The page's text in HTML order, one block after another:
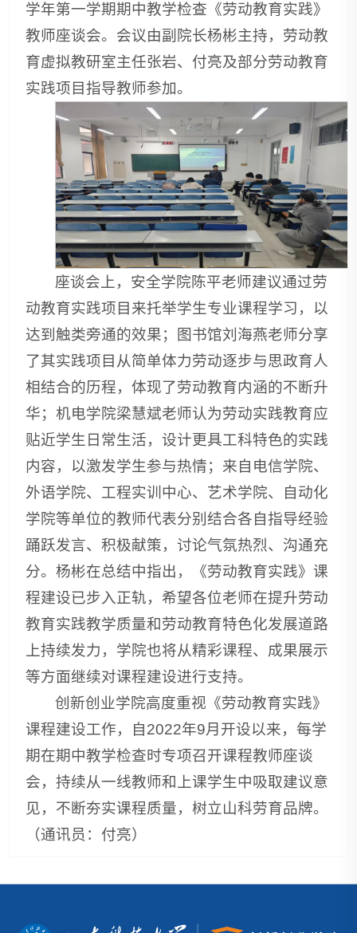
学年第一学期期中教学检查《劳动教育实践》
教师座谈会。会议由副院长杨彬主持，劳动教
育虚拟教研室主任张岩、付亮及部分劳动教育
实践项目指导教师参加。
座谈会上，安全学院陈平老师建议通过劳
动教育实践项目来托举学生专业课程学习，以
达到触类旁通的效果；图书馆刘海燕老师分享
了其实践项目从简单体力劳动逐步与思政育人
相结合的历程，体现了劳动教育内涵的不断升
华；机电学院梁慧斌老师认为劳动实践教育应
贴近学生日常生活，设计更具工科特色的实践
内容，以激发学生参与热情；来自电信学院、
外语学院、工程实训中心、艺术学院、自动化
学院等单位的教师代表分别结合各自指导经验
踊跃发言、积极献策，讨论气氛热烈、沟通充
分。杨彬在总结中指出，《劳动教育实践》课
程建设已步入正轨，希望各位老师在提升劳动
教育实践教学质量和劳动教育特色化发展道路
上持续发力，学院也将从精彩课程、成果展示
等方面继续对课程建设进行支持。
创新创业学院高度重视《劳动教育实践》
课程建设工作，自2022年9月开设以来，每学
期在期中教学检查时专项召开课程教师座谈
会，持续从一线教师和上课学生中吸取建议意
见，不断夯实课程质量，树立山科劳育品牌。
（通讯员：付亮）